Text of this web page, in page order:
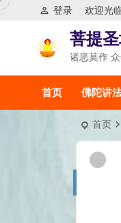
欢迎光
登录
菩提
诸恶莫作
首页 佛陀讲
首页